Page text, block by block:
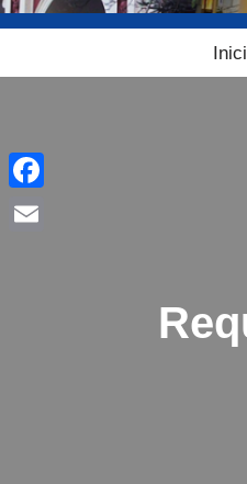
Facebook